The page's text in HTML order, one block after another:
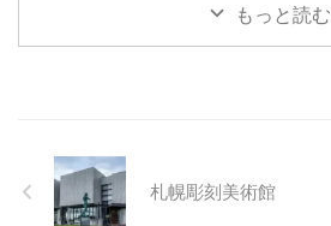
もっと読む
札幌彫刻美術館